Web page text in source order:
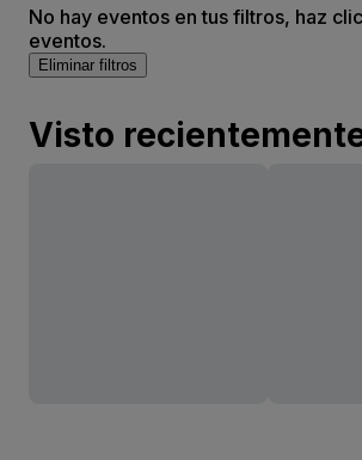
No hay eventos en tus filtros, haz
eventos.
Eliminar filtros
Visto